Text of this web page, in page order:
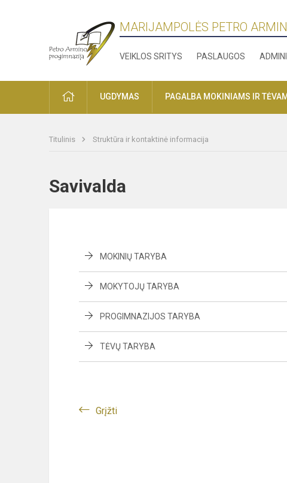
MARIJAMPOLĖS PETRO
VEIKLOS SRITYS PASLAUGOS
PRADŽIAUGDYMAS PAGALBA MOKINIAMS IR
Titulinis Struktūra ir kontaktinė informacija
Savivalda
MOKINIŲ TARYBA
MOKYTOJŲ TARYBA
PROGIMNAZIJOS TARYBA
TĖVŲ TARYBA
Grįžti